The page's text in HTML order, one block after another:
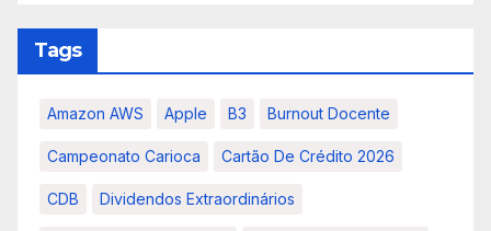
Tags
Amazon AWS Apple B3 Burnout Docente
Campeonato Carioca Cartão De Crédito 2026
CDB Dividendos Extraordinários